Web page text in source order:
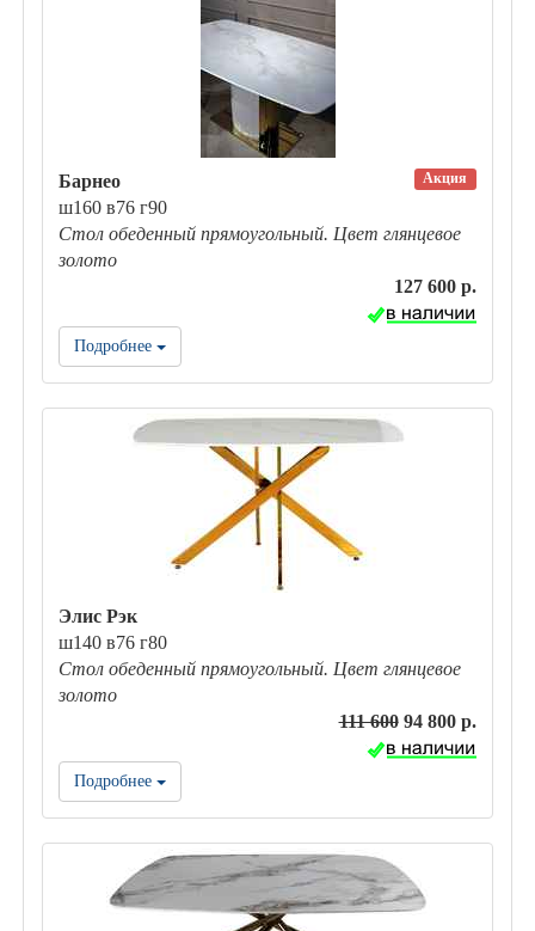
Акция
Барнео
ш160 в76 г90
Стол обеденный прямоугольный. Цвет глянцевое
золото
127 600 р.
Подробнее
Элис Рэк
ш140 в76 г80
Стол обеденный прямоугольный. Цвет глянцевое
золото
111 60094 800 р.
Подробнее